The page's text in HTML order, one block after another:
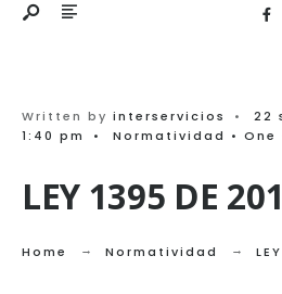
Written by interservicios • 22
1:40 pm
• Normatividad • One
LEY 1395 DE
Home Normatividad